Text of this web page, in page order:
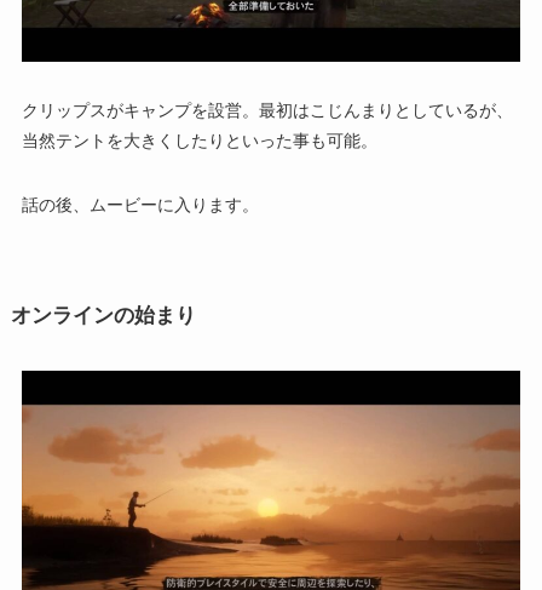
クリップスがキャンプを設営。最初はこじんまりとしているが、
当然テントを大きくしたりといった事も可能。
話の後、ムービーに入ります。
オンラインの始まり